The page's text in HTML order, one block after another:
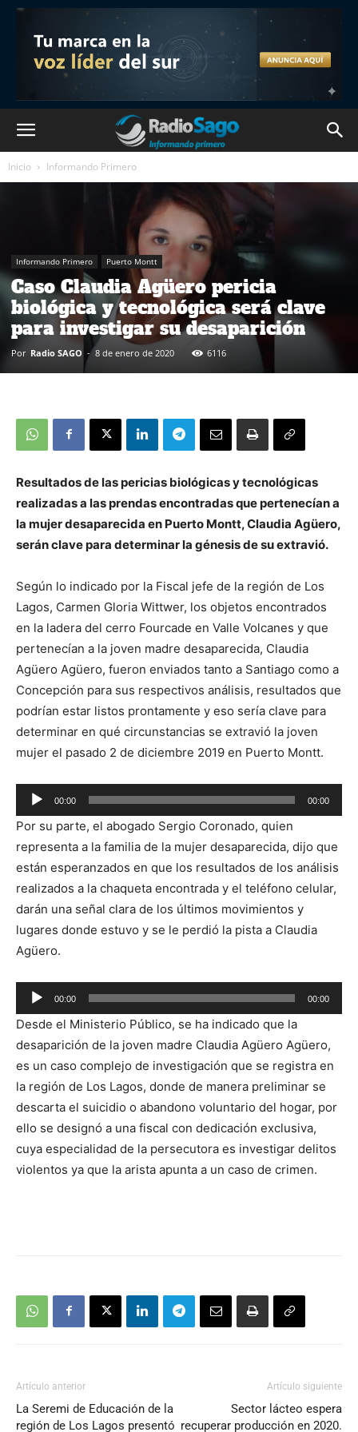
Inicio Informando Primero
Informando Primero Puerto Montt
Caso Claudia Agüero pericia
biológica y tecnológica será clave
para investigar su desaparición
Por Radio SAGO - 8 de enero de 2020 6116
Resultados de las pericias biológicas y tecnológicas
realizadas a las prendas encontradas que pertenecían a
la mujer desaparecida en Puerto Montt, Claudia Agüero,
serán clave para determinar la génesis de su extravió.
Según lo indicado por la Fiscal jefe de la región de Los
Lagos, Carmen Gloria Wittwer, los objetos encontrados
en la ladera del cerro Fourcade en Valle Volcanes y que
pertenecían a la joven madre desaparecida, Claudia
Agüero Agüero, fueron enviados tanto a Santiago como a
Concepción para sus respectivos análisis, resultados que
podrían estar listos prontamente y eso sería clave para
determinar en qué circunstancias se extravió la joven
mujer el pasado 2 de diciembre 2019 en Puerto Montt.
Reproductor
de
audio
00:00 00:00
Por su parte, el abogado Sergio Coronado, quien
representa a la familia de la mujer desaparecida, dijo que
están esperanzados en que los resultados de los análisis
realizados a la chaqueta encontrada y el teléfono celular,
darán una señal clara de los últimos movimientos y
lugares donde estuvo y se le perdió la pista a Claudia
Agüero.
Reproductor
de
audio
00:00 00:00
Desde el Ministerio Público, se ha indicado que la
desaparición de la joven madre Claudia Agüero Agüero,
es un caso complejo de investigación que se registra en
la región de Los Lagos, donde de manera preliminar se
descarta el suicidio o abandono voluntario del hogar, por
ello se designó a una fiscal con dedicación exclusiva,
cuya especialidad de la persecutora es investigar delitos
violentos ya que la arista apunta a un caso de crimen.
Artículo anterior
La Seremi de Educación de la
región de Los Lagos presentó
Artículo siguiente
Sector lácteo espera
recuperar producción en 2020.